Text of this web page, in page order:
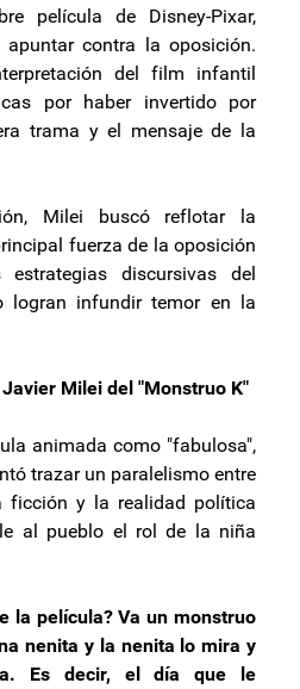
película de Disney-Pixar,
apuntar contra la oposición.
del film infantil
por haber invertido por
trama y el mensaje de la
Milei buscó reflotar la
fuerza de la oposición
discursivas del
logran infundir temor en la
Milei del "Monstruo K"
animada como "fabulosa",
trazar un paralelismo entre
ficción y la realidad política
al pueblo el rol de la niña
la película? Va un monstruo
nenita y la nenita lo mira y
Es decir, el día que le